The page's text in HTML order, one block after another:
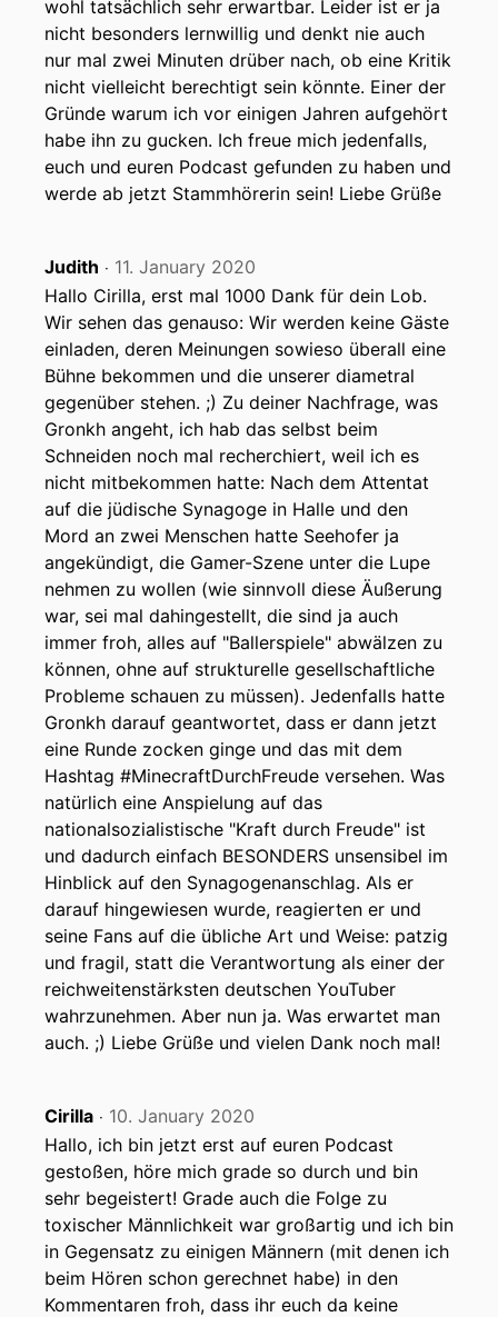
wohl tatsächlich sehr erwartbar. Leider ist er ja
nicht besonders lernwillig und denkt nie auch
nur mal zwei Minuten drüber nach, ob eine Kritik
nicht vielleicht berechtigt sein könnte. Einer der
Gründe warum ich vor einigen Jahren aufgehört
habe ihn zu gucken. Ich freue mich jedenfalls,
euch und euren Podcast gefunden zu haben und
werde ab jetzt Stammhörerin sein! Liebe Grüße
Judith ‧ 11. January 2020
Hallo Cirilla, erst mal 1000 Dank für dein Lob.
Wir sehen das genauso: Wir werden keine Gäste
einladen, deren Meinungen sowieso überall eine
Bühne bekommen und die unserer diametral
gegenüber stehen. ;) Zu deiner Nachfrage, was
Gronkh angeht, ich hab das selbst beim
Schneiden noch mal recherchiert, weil ich es
nicht mitbekommen hatte: Nach dem Attentat
auf die jüdische Synagoge in Halle und den
Mord an zwei Menschen hatte Seehofer ja
angekündigt, die Gamer-Szene unter die Lupe
nehmen zu wollen (wie sinnvoll diese Äußerung
war, sei mal dahingestellt, die sind ja auch
immer froh, alles auf "Ballerspiele" abwälzen zu
können, ohne auf strukturelle gesellschaftliche
Probleme schauen zu müssen). Jedenfalls hatte
Gronkh darauf geantwortet, dass er dann jetzt
eine Runde zocken ginge und das mit dem
Hashtag #MinecraftDurchFreude versehen. Was
natürlich eine Anspielung auf das
nationalsozialistische "Kraft durch Freude" ist
und dadurch einfach BESONDERS unsensibel im
Hinblick auf den Synagogenanschlag. Als er
darauf hingewiesen wurde, reagierten er und
seine Fans auf die übliche Art und Weise: patzig
und fragil, statt die Verantwortung als einer der
reichweitenstärksten deutschen YouTuber
wahrzunehmen. Aber nun ja. Was erwartet man
auch. ;) Liebe Grüße und vielen Dank noch mal!
Cirilla ‧ 10. January 2020
Hallo, ich bin jetzt erst auf euren Podcast
gestoßen, höre mich grade so durch und bin
sehr begeistert! Grade auch die Folge zu
toxischer Männlichkeit war großartig und ich bin
in Gegensatz zu einigen Männern (mit denen ich
beim Hören schon gerechnet habe) in den
Kommentaren froh, dass ihr euch da keine